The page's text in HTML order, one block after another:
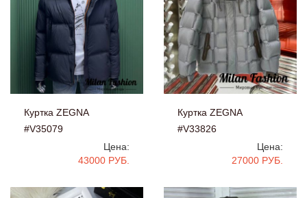
Куртка ZEGNA
#V33826
Цена:
27000 РУБ.
Куртка ZEGNA
#V35079
Цена:
43000 РУБ.